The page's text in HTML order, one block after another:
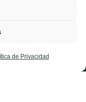
de Privacidad